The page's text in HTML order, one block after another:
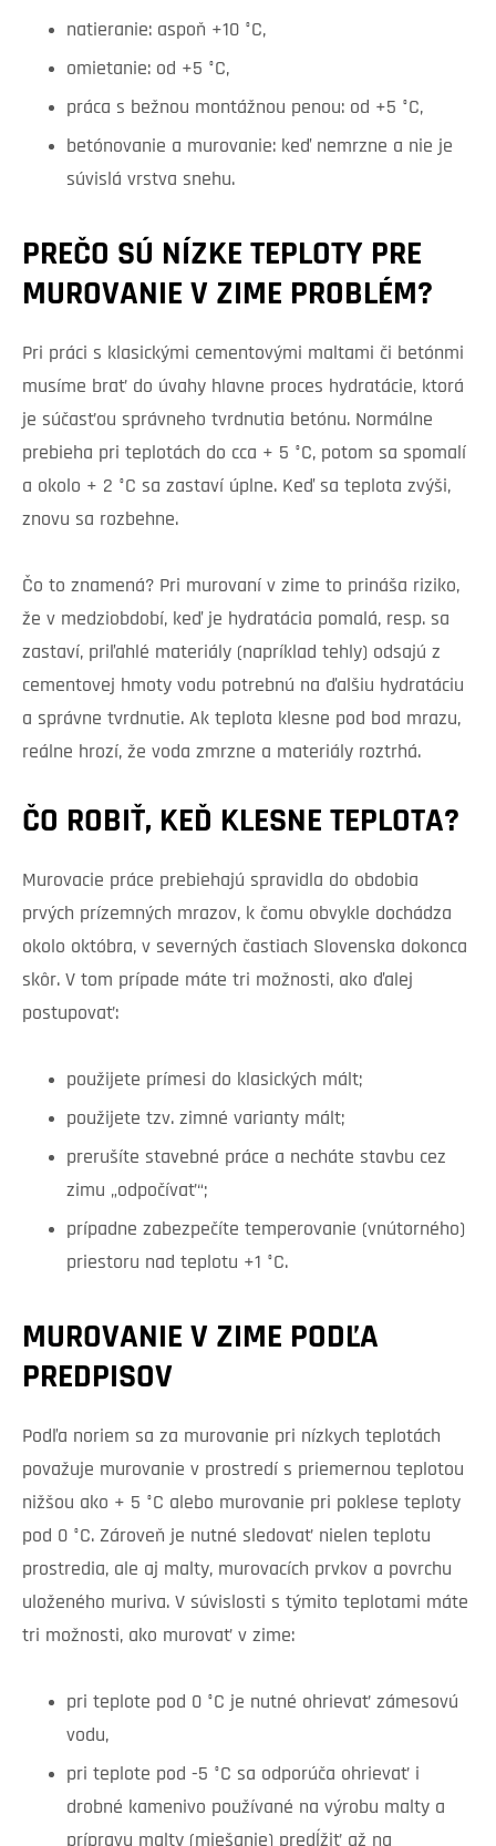
natieranie: aspoň +10 °C,
omietanie: od +5 °C,
práca s bežnou montážnou penou: od +5 °C,
betónovanie a murovanie: keď nemrzne a nie je
súvislá vrstva snehu.
PREČO SÚ NÍZKE TEPLOTY PRE
MUROVANIE V ZIME PROBLÉM?
Pri práci s klasickými cementovými maltami či betónmi
musíme brať do úvahy hlavne proces hydratácie, ktorá
je súčasťou správneho tvrdnutia betónu. Normálne
prebieha pri teplotách do cca + 5 °C, potom sa spomalí
a okolo + 2 °C sa zastaví úplne. Keď sa teplota zvýši,
znovu sa rozbehne.
Čo to znamená? Pri murovaní v zime to prináša riziko,
že v medziobdobí, keď je hydratácia pomalá, resp. sa
zastaví, priľahlé materiály (napríklad tehly) odsajú z
cementovej hmoty vodu potrebnú na ďalšiu hydratáciu
a správne tvrdnutie. Ak teplota klesne pod bod mrazu,
reálne hrozí, že voda zmrzne a materiály roztrhá.
ČO ROBIŤ, KEĎ KLESNE TEPLOTA?
Murovacie práce prebiehajú spravidla do obdobia
prvých prízemných mrazov, k čomu obvykle dochádza
okolo októbra, v severných častiach Slovenska dokonca
skôr. V tom prípade máte tri možnosti, ako ďalej
postupovať:
použijete prímesi do klasických mált;
použijete tzv. zimné varianty mált;
prerušíte stavebné práce a necháte stavbu cez
zimu „odpočívať“;
prípadne zabezpečíte temperovanie (vnútorného)
priestoru nad teplotu +1 °C.
MUROVANIE V ZIME PODĽA
PREDPISOV
Podľa noriem sa za murovanie pri nízkych teplotách
považuje murovanie v prostredí s priemernou teplotou
nižšou ako + 5 °C alebo murovanie pri poklese teploty
pod 0 °C. Zároveň je nutné sledovať nielen teplotu
prostredia, ale aj malty, murovacích prvkov a povrchu
uloženého muriva. V súvislosti s týmito teplotami máte
tri možnosti, ako murovať v zime:
pri teplote pod 0 °C je nutné ohrievať zámesovú
vodu,
pri teplote pod -5 °C sa odporúča ohrievať i
drobné kamenivo používané na výrobu malty a
prípravu malty (miešanie) predĺžiť až na